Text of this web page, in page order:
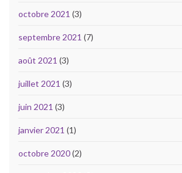
octobre 2021 (3)
septembre 2021 (7)
août 2021 (3)
juillet 2021 (3)
juin 2021 (3)
janvier 2021 (1)
octobre 2020(2)